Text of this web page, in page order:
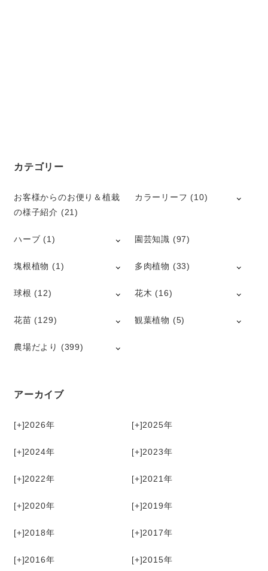
カテゴリー
お客様からのお便り＆植栽
の様子紹介 (21)
カラーリーフ (10)
ハーブ (1) 園芸知識 (97)
塊根植物 (1) 多肉植物 (33)
球根 (12) 花木 (16)
花苗 (129) 観葉植物 (5)
農場だより (399)
アーカイブ
[+]2026 [+]2025
[+]2024 [+]2023
[+]2022 [+]2021
[+]2020 [+]2019
[+]2018 [+]2017
[+]2016 [+]2015